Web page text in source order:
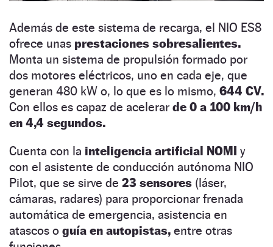
Además de este sistema de recarga, el NIO ES8
ofrece unas prestaciones sobresalientes.
Monta un sistema de propulsión formado por
dos motores eléctricos, uno en cada eje, que
generan 480 kW o, lo que es lo mismo, 644 CV.
Con ellos es capaz de acelerar de 0 a 100 km/h
en 4,4 segundos.
Cuenta con la inteligencia artificial NOMI y
con el asistente de conducción autónoma NIO
Pilot, que se sirve de 23 sensores (láser,
cámaras, radares) para proporcionar frenada
automática de emergencia, asistencia en
atascos o guía en autopistas, entre otras